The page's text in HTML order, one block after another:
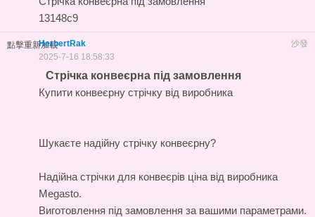
13148c9
點擊重新加載 沙發
HerbertRak
2025-7-16 18:58:33
Стрічка конвеєрна під замовлення
Купити конвеєрну стрічку від виробника
Шукаєте надійну стрічку конвеєрну?
Надійна стрічки для конвеєрів ціна від виробника
Megasto.
Виготовлення під замовлення за вашими параметрами.